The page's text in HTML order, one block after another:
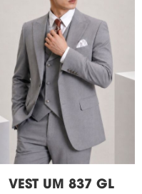
VEST UM 837 GL